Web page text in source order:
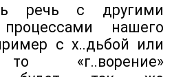
речь с другими
нашего
с х..дьбой или
«г..ворение»